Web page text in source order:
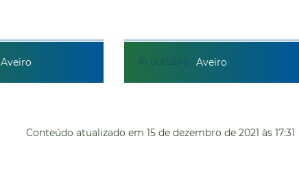
Aveiro 16 outubro Aveiro
Conteúdo atualizado em 15 de dezembro de 2021 às 17:31